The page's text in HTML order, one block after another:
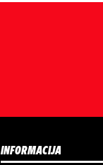
INFORMACIJA